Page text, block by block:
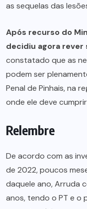
as sequelas das
Após recurso do
decidiu agora rever
constatado que as
podem ser
Penal de Pinhais, na
onde ele deve
Relembre
De acordo com as
de 2022, poucos
daquele ano, Arruda
anos, tendo o PT e o